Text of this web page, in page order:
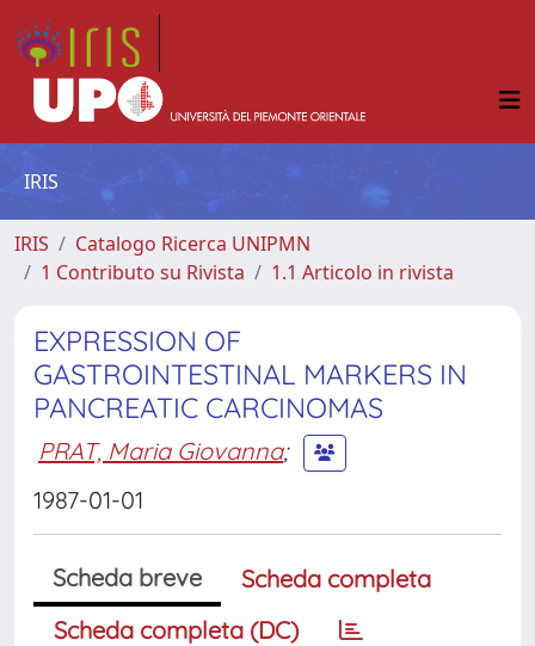
IRIS
IRIS
Catalogo Ricerca UNIPMN
1 Contributo su Rivista
1.1 Articolo in rivista
EXPRESSION OF
GASTROINTESTINAL MARKERS IN
PANCREATIC CARCINOMAS
PRAT, Maria Giovanna;
1987-01-01
Scheda breve
Scheda completa
Scheda completa (DC)